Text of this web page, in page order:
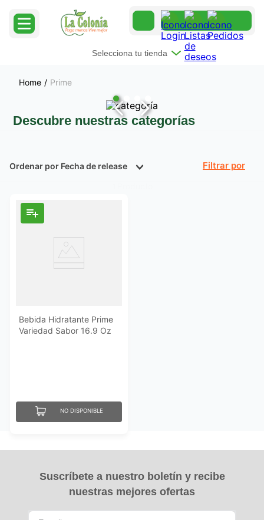
Selecciona tu tienda
Prime
Descubre nuestras categorías
Ordenar por Fecha de release
Bebida Hidratante Prime
Variedad Sabor 16.9 Oz
NO DISPONIBLE
Suscríbete a nuestro boletín y recibe
nuestras mejores ofertas